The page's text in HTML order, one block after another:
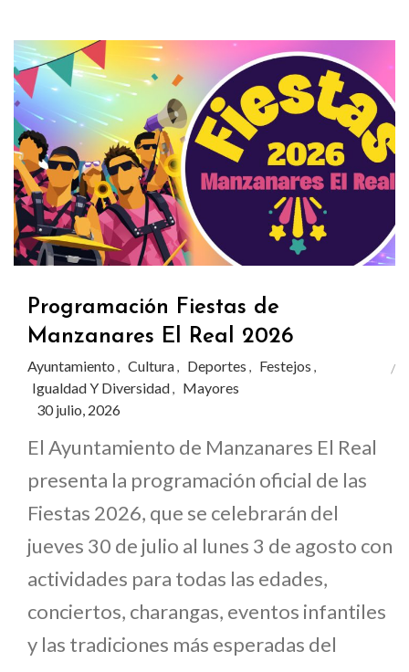
Programación Fiestas de
Manzanares El Real 2026
Ayuntamiento , Cultura, Deportes , Festejos ,
Igualdad Y Diversidad, Mayores
30 julio, 2026
El Ayuntamiento de Manzanares El Real
presenta la programación oficial de las
Fiestas 2026, que se celebrarán del
jueves 30 de julio al lunes 3 de agosto con
actividades para todas las edades,
conciertos, charangas, eventos infantiles
y las tradiciones más esperadas del